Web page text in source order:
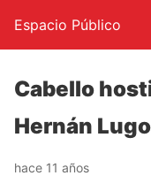
Espacio Público
Cabello
Hernán
hace 11 años